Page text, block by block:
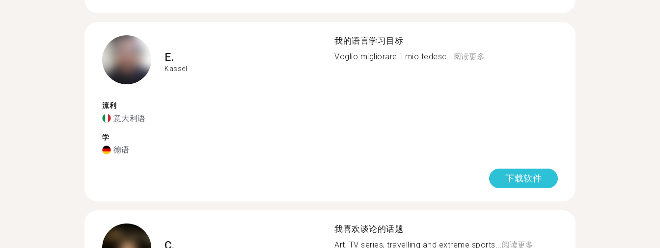
E.
Kassel
流利
意大利语
学
德语
我的语言学习目标
Voglio migliorare il mio tedesc...阅读更多
下载软件
C.
我喜欢谈论的话题
Art, TV series, travelling and extreme sports...阅读更多